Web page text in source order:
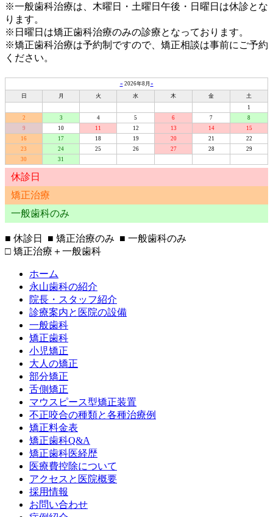
※一般歯科治療は、木曜日・土曜日午後・日曜日は休診とな
ります。
※日曜日は矯正歯科治療のみの診療となっております。
※矯正歯科治療は予約制ですので、矯正相談は事前にご予約
ください。
« 2026年8月 »
日
月 火 水 木 金
土
1
2
3 4 5 6 7
8
9
10 11 12 13 14
15
16
17 18 19 20 21
22
23
24 25 26 27 28
29
30
31
休診日
矯正治療
一般歯科のみ
■ 休診日 ■ 矯正治療のみ ■ 一般歯科のみ
□ 矯正治療＋一般歯科
ホーム
永山歯科の紹介
院長・スタッフ紹介
診療案内と医院の設備
一般歯科
矯正歯科
小児矯正
大人の矯正
部分矯正
舌側矯正
マウスピース型矯正装置
不正咬合の種類と各種治療例
矯正料金表
矯正歯科Q&A
矯正歯科医経歴
医療費控除について
アクセスと医院概要
採用情報
お問い合わせ